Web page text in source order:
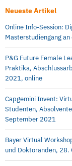
Neueste Artikel
Online Info-Session:
Masterstudiengang
P&G Future Female
Praktika,
2021, online
Capgemini Invent:
Studenten,
September 2021
Bayer Virtual
und Doktoranden,